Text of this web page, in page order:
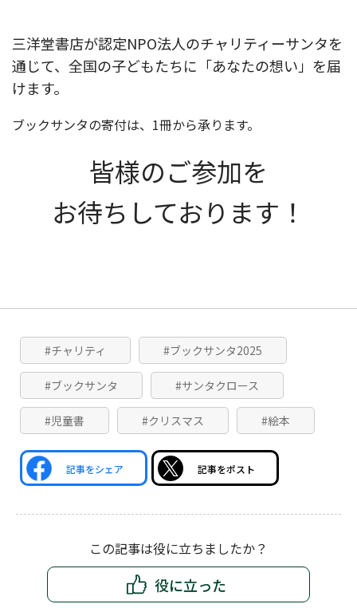
三洋堂書店が認定NPO法人のチャリティーサンタを
通じて、全国の子どもたちに「あなたの想い」を届
けます。
ブックサンタの寄付は、1冊から承ります。
皆様のご参加を
お待ちしております！
#チャリティ #ブックサンタ2025
#ブックサンタ #サンタクロース
#児童書 #クリスマス #絵本
記事をシェア 記事をポスト
この記事は役に立ちましたか？
役に立った